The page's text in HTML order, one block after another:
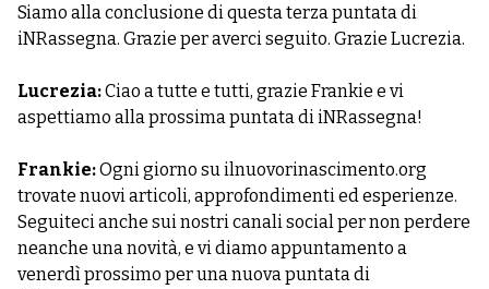
Siamo alla conclusione di questa terza puntata di
iNRassegna. Grazie per averci seguito. Grazie Lucrezia.
Lucrezia:Ciao a tutte e tutti, grazie Frankie e vi
aspettiamo alla prossima puntata di iNRassegna!
Frankie:Ogni giorno su ilnuovorinascimento.org
trovate nuovi articoli, approfondimenti ed esperienze.
Seguiteci anche sui nostri canali social per non perdere
neanche una novità, e vi diamo appuntamento a
venerdì prossimo per una nuova puntata di